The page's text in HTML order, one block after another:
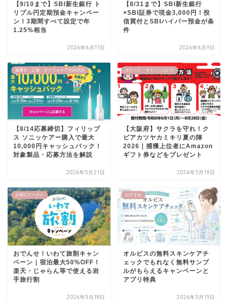
【9/10まで】SBI新生銀行 ト
リプル円定期預金キャンペー
ン！3期間すべて設定で年
1.25%相当
2026年6月11日
【8/31まで】SBI新生銀行
×SBI証券で現金3,000円！投
信買付とSBIハイパー預金が条
件
2026年6月9日
歯磨き、口臭、オーラルケアの試供品
【8/14応募締切】フィリップ
ス ソニッケアー購入で最大
10,000円キャッシュバック！
対象製品・応募方法を解説
2026年5月21日
ポイント・キャッシュレス
【大阪府】サクラを守れ！ク
ビアカツヤカミキリ夏の陣
2026｜捕獲上位者にAmazon
ギフト券などをプレゼント
2026年5月19日
お得なクーポン
おでんせ！いわて旅割キャン
ペーン｜宿泊最大50%OFF！
楽天・じゃらん等で使える岩
手旅行割
2026年5月18日
おすすめ
オルビスの無料スキンケアチ
ェックでもれなく無料サンプ
ルがもらえるキャンペーンと
アプリ特典
2026年5月15日